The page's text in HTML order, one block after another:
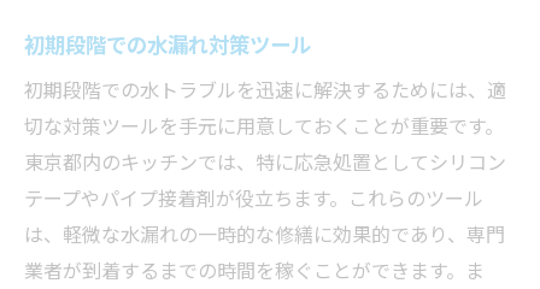
初期段階での水漏れ対策ツール
初期段階での水トラブルを迅速に解決するためには、適
切な対策ツールを手元に用意しておくことが重要です。
東京都内のキッチンでは、特に応急処置としてシリコン
テープやパイプ接着剤が役立ちます。これらのツール
は、軽微な水漏れの一時的な修繕に効果的であり、専門
業者が到着するまでの時間を稼ぐことができます。ま